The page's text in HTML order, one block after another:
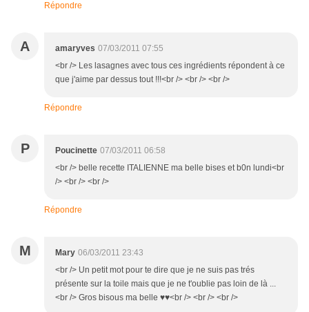
Répondre
A amaryves 07/03/2011 07:55
<br /> Les lasagnes avec tous ces ingrédients répondent à ce
que j'aime par dessus tout !!!<br /> <br /> <br />
Répondre
P Poucinette 07/03/2011 06:58
<br /> belle recette ITALIENNE ma belle bises et b0n lundi<br
/> <br /> <br />
Répondre
M Mary 06/03/2011 23:43
<br /> Un petit mot pour te dire que je ne suis pas trés
présente sur la toile mais que je ne t'oublie pas loin de là ...
<br /> Gros bisous ma belle ♥♥<br /> <br /> <br />